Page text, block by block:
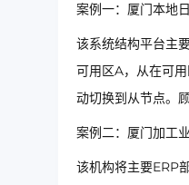
案例一：厦门本地
该系统结构平台主
可用区A，从在可
动切换到从节点。
案例二：厦门加工
该机构将主要ERP